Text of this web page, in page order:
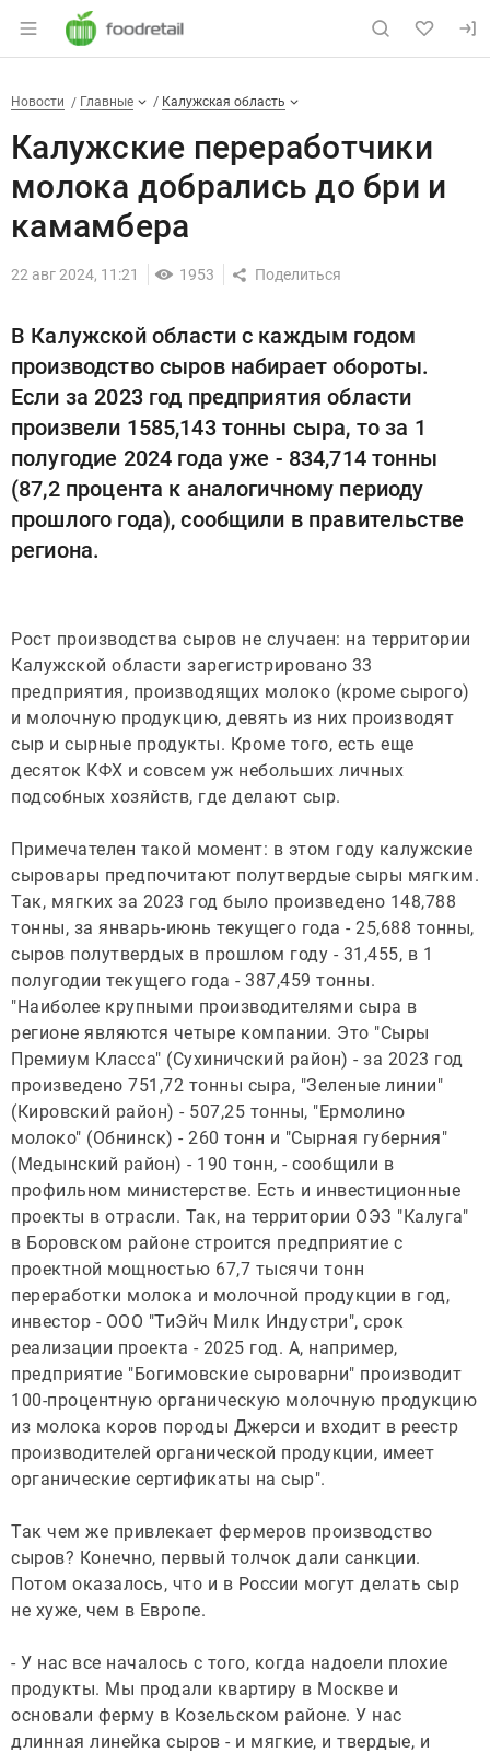
Раздел навигации по сайту
Калужские переработчики
Новости
Разделы
Новости Главные Калужская область
Калужские переработчики
молока добрались до бри и
камамбера
22 авг 2024, 11:21 1953
В Калужской области с каждым годом
производство сыров набирает обороты.
Если за 2023 год предприятия области
произвели 1585,143 тонны сыра, то за 1
полугодие 2024 года уже - 834,714 тонны
(87,2 процента к аналогичному периоду
прошлого года), сообщили в правительстве
региона.
Рост производства сыров не случаен: на территории
Калужской области зарегистрировано 33
предприятия, производящих молоко (кроме сырого)
и молочную продукцию, девять из них производят
сыр и сырные продукты. Кроме того, есть еще
десяток КФХ и совсем уж небольших личных
подсобных хозяйств, где делают сыр.
Примечателен такой момент: в этом году калужские
сыровары предпочитают полутвердые сыры мягким.
Так, мягких за 2023 год было произведено 148,788
тонны, за январь-июнь текущего года - 25,688 тонны,
сыров полутвердых в прошлом году - 31,455, в 1
полугодии текущего года - 387,459 тонны.
"Наиболее крупными производителями сыра в
регионе являются четыре компании. Это "Сыры
Премиум Класса" (Сухиничский район) - за 2023 год
произведено 751,72 тонны сыра, "Зеленые линии"
(Кировский район) - 507,25 тонны, "Ермолино
молоко" (Обнинск) - 260 тонн и "Сырная губерния"
(Медынский район) - 190 тонн, - сообщили в
профильном министерстве. Есть и инвестиционные
проекты в отрасли. Так, на территории ОЭЗ "Калуга"
в Боровском районе строится предприятие с
проектной мощностью 67,7 тысячи тонн
переработки молока и молочной продукции в год,
инвестор - ООО "ТиЭйч Милк Индустри", срок
реализации проекта - 2025 год. А, например,
предприятие "Богимовские сыроварни" производит
100-процентную органическую молочную продукцию
из молока коров породы Джерси и входит в реестр
производителей органической продукции, имеет
органические сертификаты на сыр".
Так чем же привлекает фермеров производство
сыров? Конечно, первый толчок дали санкции.
Потом оказалось, что и в России могут делать сыр
не хуже, чем в Европе.
- У нас все началось с того, когда надоели плохие
продукты. Мы продали квартиру в Москве и
основали ферму в Козельском районе. У нас
длинная линейка сыров - и мягкие, и твердые, и